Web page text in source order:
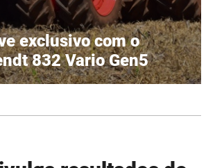
exclusivo com o
832 Vario Gen5